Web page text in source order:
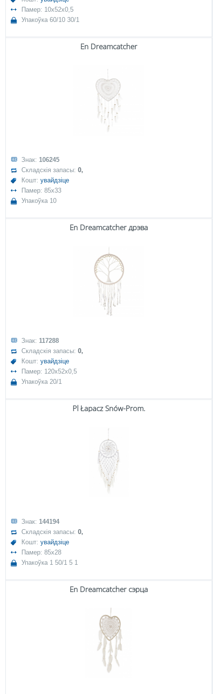
Памер: 10x52x0,5
Упакоўка 60/10 30/1
En Dreamcatcher
Знак: 106245
Складскія запасы:0,
Кошт:увайдзіце
Памер: 85x33
Упакоўка 10
En Dreamcatcher дрэва
Знак: 117288
Складскія запасы:0,
Кошт:увайдзіце
Памер: 120x52x0,5
Упакоўка 20/1
Pl Łapacz Snów-Prom.
Знак: 144194
Складскія запасы:0,
Кошт:увайдзіце
Памер: 85x28
Упакоўка 1 50/1 5 1
En Dreamcatcher сэрца